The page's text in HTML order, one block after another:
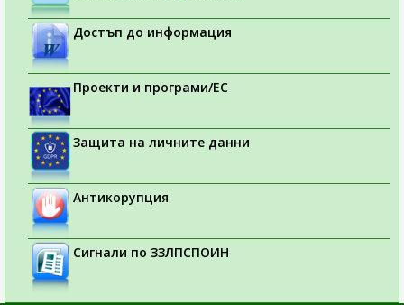
Достъп до информация
Проекти и програми/ЕС
Защита на личните данни
Антикорупция
Сигнали по ЗЗЛПСПОИН